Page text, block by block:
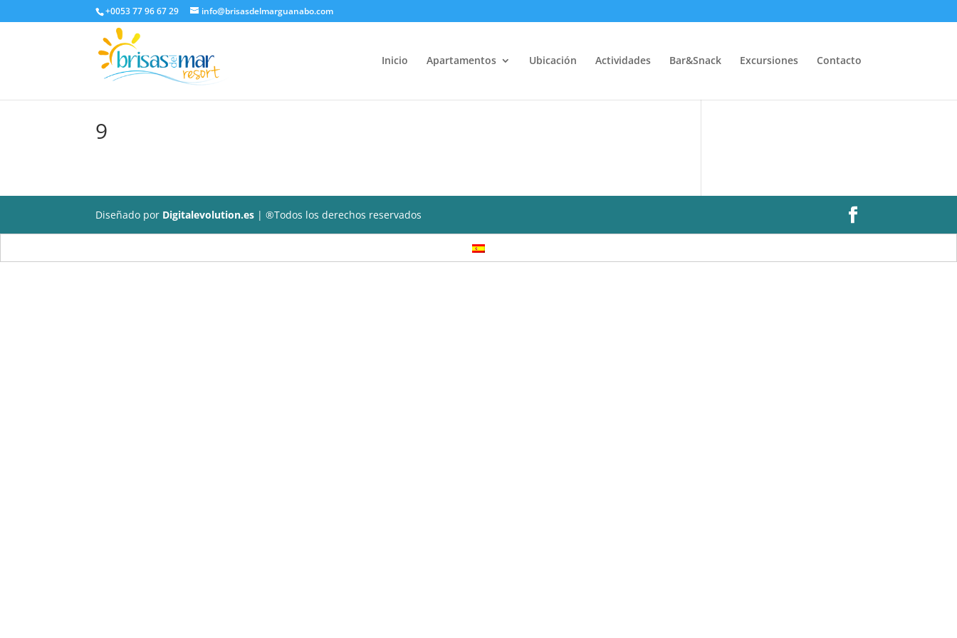
+0053 77 96 67 29 info@brisasdelmarguanabo.com
Inicio Apartamentos Ubicación Actividades Bar&Snack Excursiones Contacto
9
Diseñado por Digitalevolution.es | ®Todos los derechos reservados